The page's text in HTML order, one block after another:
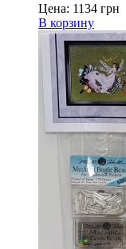
Цена: 1134 грн
В корзину